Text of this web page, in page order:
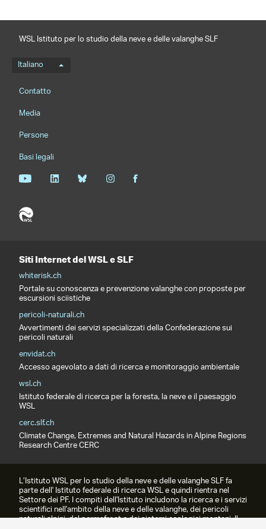
WSL Istituto per lo studio della neve e delle valanghe SLF
Menu della lingua
Italiano
Footernavigation
Contatto
Media
Persone
Basi legali
Siti Internet del WSL e SLF
whiterisk.ch
Portale su conoscenza e prevenzione valanghe con proposte per
escursioni sciistiche
pericoli-naturali.ch
Avvertimenti dei servizi specializzati della Confederazione sui
pericoli naturali
envidat.ch
Accesso agevolato a dati di ricerca e monitoraggio ambientale
wsl.ch
Istituto federale di ricerca per la foresta, la neve e il paesaggio
WSL
cerc.slf.ch
Climate Change, Extremes and Natural Hazards in Alpine Regions
Research Centre CERC
L’Istituto WSL per lo studio della neve e delle valanghe SLF fa
parte dell' Istituto federale di ricerca WSL e quindi rientra nel
Settore dei PF. I compiti dell'Istituto includono la ricerca e i servizi
scientifici nell'ambito della neve e delle valanghe, dei pericoli
naturali alpini, del permafrost e dei sistemi ecologici montani. Il